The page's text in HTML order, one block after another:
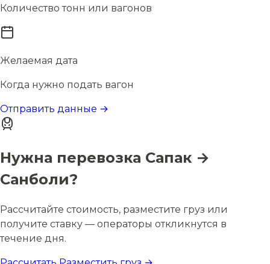
Количество тонн или вагонов
Желаемая дата
Когда нужно подать вагон
Отправить данные →
Нужна перевозка Сапак →
Санболи?
Рассчитайте стоимость, разместите груз или
получите ставку — операторы откликнутся в
течение дня.